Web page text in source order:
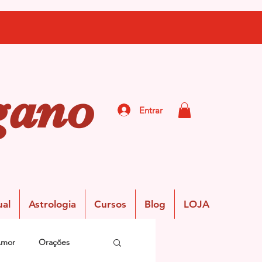
Entrar
Astrologia Cursos Blog LOJA
Orações